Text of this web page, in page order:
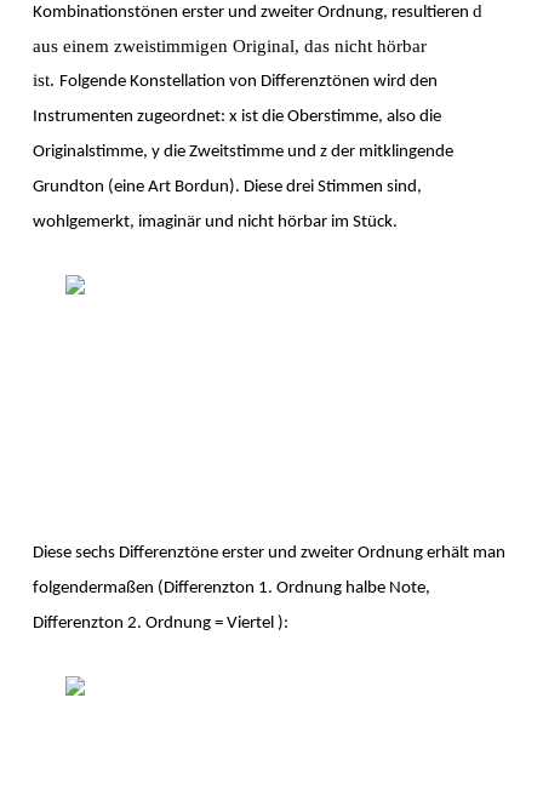
Kombinationstönen erster und zweiter Ordnung, resultieren d
aus einem zweistimmigen Original, das nicht hörbar
ist. Folgende Konstellation von Differenztönen wird den
Instrumenten zugeordnet: x ist die Oberstimme, also die
Originalstimme, y die Zweitstimme und z der mitklingende
Grundton (eine Art Bordun). Diese drei Stimmen sind,
wohlgemerkt, imaginär und nicht hörbar im Stück.
Diese sechs Differenztöne erster und zweiter Ordnung erhält man
folgendermaßen (Differenzton 1. Ordnung halbe Note,
Differenzton 2. Ordnung = Viertel ):